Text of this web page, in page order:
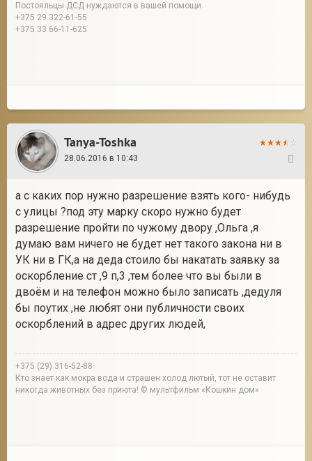
Постояльцы ДСД нуждаются в вашей помощи
+375 29 322-61-55
+375 33 66-11-625
Tanya-Toshka
28.06.2016 в 10:43
а с каких пор нужно разрешение взять кого- нибудь
с улицы ?под эту марку скоро нужно будет
разрешение пройти по чужому двору ,Ольга ,я
думаю вам ничего не будет нет такого закона ни в
УК ни в ГК,а на деда стоило бы накатать заявку за
оскорбление ст ,9 п,3 ,тем более что вы были в
двоём и на телефон можно было записать ,дедуля
бы поутих ,не любят они публичности своих
оскорблений в адрес других людей,
+375 (29) 316-52-88
Кто знает как мокра вода и страшен холод лютый, тот не оставит
никогда животных без приюта! © мультфильм «Кошкин дом»